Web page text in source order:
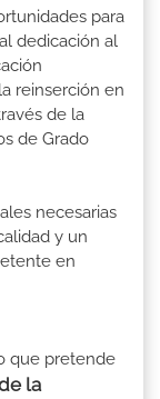
para
dedicación al
reinserción en
de la
de Grado
necesarias
y un
en
que pretende
la